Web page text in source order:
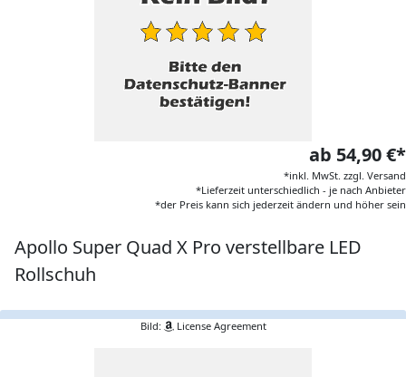
ab 54,90 €*
*inkl. MwSt. zzgl. Versand
*Lieferzeit unterschiedlich - je nach Anbieter
*der Preis kann sich jederzeit ändern und höher sein
Apollo Super Quad X Pro verstellbare LED
Rollschuh
Bild: License Agreement